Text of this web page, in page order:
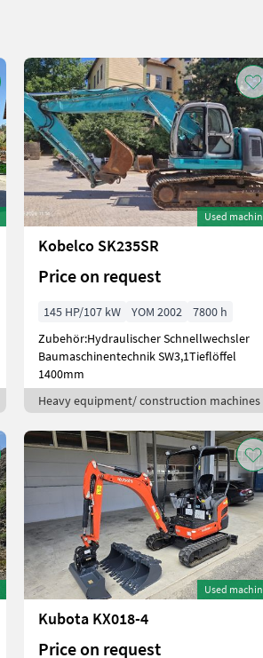
Used
Kobelco SK235SR
Price on request
145 HP/107 kW YOM 2002
7800 h
Zubehör:Hydraulischer Schnellwechsler
Baumaschinentechnik SW3,1Tieflöffel
1400mm
Heavy equipment/ construction machines
Used
Kubota KX018-4
Price on request